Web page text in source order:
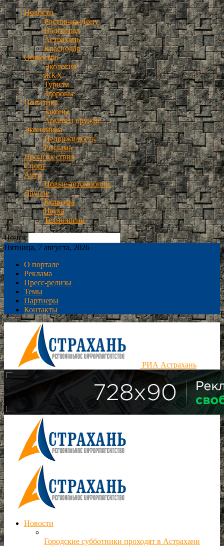
Новости
Ростов-на-Дону
Волгоград
Астрахань
Краснодар
Общество
Экология
ЖКХ
Туризм
Здоровье
Политика
Законы
Армия и оружие
Экономика
Недвижимость
Реклама
Происшествия
Спорт
Авто
Новые автомобили
Другие
Культура
Наука
Технологии
Поиск
Пятница, 7 августа, 2026
О портале
Реклама
Пресс-релизы
Темы
Партнеры
Контакты
РИА Астрахань
Новости
Городские субботники проходят в Астрахани